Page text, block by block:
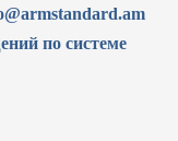
по системе